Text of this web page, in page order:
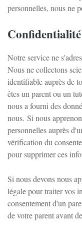
personnelles, nous ne
Notre service ne
Nous ne collectons
identifiable auprès de
êtes un parent ou un
nous a fourni des
nous. Si nous
personnelles auprès
vérification du
pour supprimer ces
Si nous devons nous
légale pour traiter vos
consentement d'un
de votre parent avant